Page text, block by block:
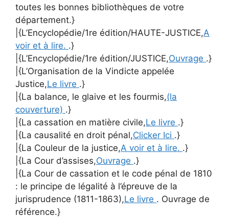
toutes les bonnes bibliothèques de votre
département.}
|{L’Encyclopédie/1re édition/HAUTE-JUSTICE,A
voir et à lire. .}
|{L’Encyclopédie/1re édition/JUSTICE,Ouvrage .}
|{L’Organisation de la Vindicte appelée
Justice,Le livre .}
|{La balance, le glaive et les fourmis,(la
couverture) .}
|{La cassation en matière civile,Le livre .}
|{La causalité en droit pénal,Clicker Ici .}
|{La Couleur de la justice,A voir et à lire. .}
|{La Cour d’assises,Ouvrage .}
|{La Cour de cassation et le code pénal de 1810
: le principe de légalité à l’épreuve de la
jurisprudence (1811-1863),Le livre . Ouvrage de
référence.}